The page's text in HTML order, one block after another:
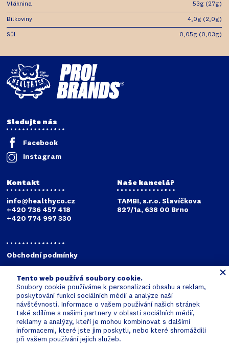
Vláknina 53g (27g)
Bílkoviny 4,0g (2,0g)
Sůl 0,05g (0,03g)
Sledujte nás
Facebook
Instagram
Kontakt
info@healthyco.cz
+420 736 457 418
+420 774 997 330
Naše kancelář
TAMBI, s.r.o. Slavíčkova
827/1a, 638 00 Brno
Obchodní podmínky
Zpracování osobních údajů
Digitalizace společnosti
TAMBI s.r.o.
Tento web používá soubory cookie.
Soubory cookie používáme k personalizaci obsahu a reklam,
poskytování funkcí sociálních médií a analýze naší
návštěvnosti. Informace o vašem používání našich stránek
také sdílíme s našimi partnery v oblasti sociálních médií,
reklamy a analýzy, kteří je mohou kombinovat s dalšími
informacemi, které jste jim poskytli, nebo které shromáždili
při vašem používání jejich služeb.